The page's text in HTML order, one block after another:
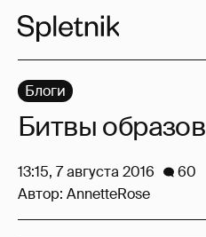
Блоги
Битвы образов
13:15, 7 августа 2016
60
Автор: AnnetteRose